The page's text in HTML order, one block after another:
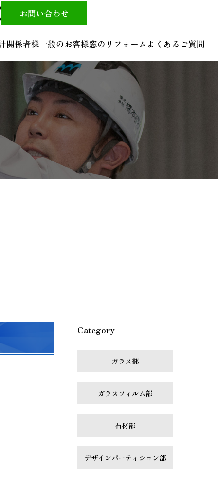
お問い合わせ
関係者様一般のお客様窓のリフォーム よくあるご質問
Category
ガラス部
ガラスフィルム部
石材部
デザインパーティション部